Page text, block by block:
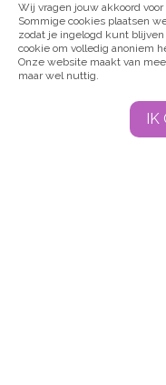
Wij vragen jouw akkoord
Sommige cookies plaatsen
zodat je ingelogd kunt
cookie om volledig anoniem
Onze website maakt van
maar wel nuttig.
IK